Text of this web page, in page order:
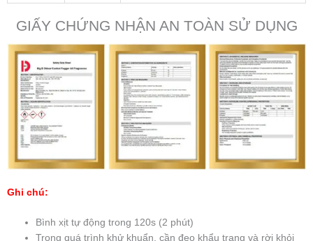
GIẤY CHỨNG NHẬN AN TOÀN SỬ DỤNG
Ghi chú:
Bình xịt tự động trong 120s (2 phút)
Trong quá trình khử khuẩn, cần đeo khẩu trang và rời khỏi